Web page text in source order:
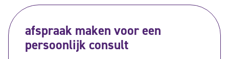
afspraak maken voor een
persoonlijk consult